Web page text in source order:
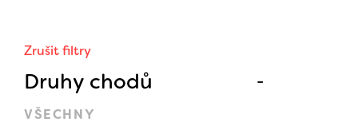
Zrušit filtry
Druhy chodů
VŠECHNY